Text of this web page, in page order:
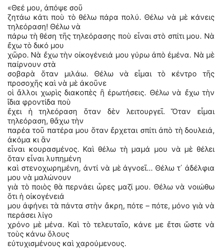
«Θεέ μου, ἀπόψε σοῦ
ζητάω κάτι ποὺ τὸ θέλω πάρα πολύ. Θέλω νὰ μὲ κάνεις
τηλεόραση! Θέλω νὰ
πάρω τὴ θέση τῆς τηλεόρασης ποὺ εἶναι στὸ σπίτι μου. Νὰ
ἔχω τὸ δικό μου
χῶρο. Νὰ ἔχω τὴν οἰκογένειά μου γύρω ἀπὸ ἐμένα. Νὰ μὲ
παίρνουν στὰ
σοβαρὰ ὅταν μιλάω. Θέλω νὰ εἶμαι τὸ κέντρο τῆς
προσοχῆς καὶ νὰ μὲ ἀκοῦνε
οἱ ἄλλοι χωρὶς διακοπὲς ἢ ἐρωτήσεις. Θέλω νὰ ἔχω τὴν
ἴδια φροντίδα ποὺ
ἔχει ἡ τηλεόραση ὅταν δὲν λειτουργεῖ. Ὅταν εἶμαι
τηλεόραση, θἄχω τὴν
παρέα τοῦ πατέρα μου ὅταν ἔρχεται σπίτι ἀπὸ τὴ δουλειά,
ἀκόμα κι ἂν
εἶναι κουρασμένος. Καὶ θέλω τὴ μαμά μου νὰ μὲ θέλει
ὅταν εἶναι λυπημένη
καὶ στενοχωρημένη, ἀντί νὰ μὲ ἀγνοεῖ… Θέλω τ΄ ἀδέλφια
μου νὰ μαλώνουν
γιὰ τὸ ποιὸς θὰ περνάει ὧρες μαζί μου. Θέλω νὰ νοιώθω
ὅτι ἡ οἰκογένειά
μου ἀφήνει τὰ πάντα στὴν ἄκρη, πότε – πότε, μόνο γιὰ νὰ
περάσει λίγο
χρόνο μὲ μένα. Καὶ τὸ τελευταῖο, κάνε με ἔτσι ὥστε νὰ
τοὺς κάνω ὅλους
εὐτυχισμένους καὶ χαρούμενους.